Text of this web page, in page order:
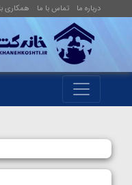
درباره ما تماس با ما همکاری